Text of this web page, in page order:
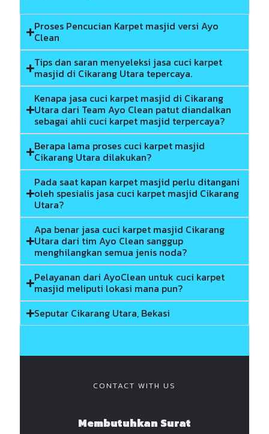
Proses Pencucian Karpet masjid versi Ayo
Clean
Tips dan saran menyeleksi jasa cuci karpet
masjid di Cikarang Utara tepercaya.
Kenapa jasa cuci karpet masjid di Cikarang
Utara dari Team Ayo Clean patut diandalkan
sebagai ahli cuci karpet masjid terpercaya?
Berapa lama proses cuci karpet masjid
Cikarang Utara dilakukan?
Pada saat kapan karpet masjid perlu ditangani
oleh spesialis jasa cuci karpet masjid Cikarang
Utara?
Apa benar jasa cuci karpet masjid Cikarang
Utara dari tim Ayo Clean sanggup
menghilangkan semua jenis noda?
Pelayanan dari AyoClean untuk cuci karpet
masjid meliputi lokasi mana pun?
Seputar Cikarang Utara, Bekasi
CONTACT WITH US
Membutuhkan Surat